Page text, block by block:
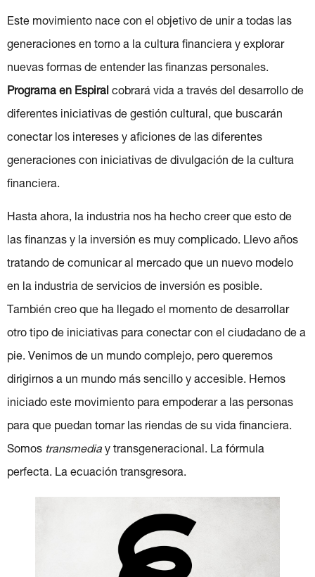
Este movimiento nace con el objetivo de unir a todas las
generaciones en torno a la cultura financiera y explorar
nuevas formas de entender las finanzas personales.
Programa en Espiral cobrará vida a través del desarrollo de
diferentes iniciativas de gestión cultural, que buscarán
conectar los intereses y aficiones de las diferentes
generaciones con iniciativas de divulgación de la cultura
financiera.
Hasta ahora, la industria nos ha hecho creer que esto de
las finanzas y la inversión es muy complicado. Llevo años
tratando de comunicar al mercado que un nuevo modelo
en la industria de servicios de inversión es posible.
También creo que ha llegado el momento de desarrollar
otro tipo de iniciativas para conectar con el ciudadano de a
pie. Venimos de un mundo complejo, pero queremos
dirigirnos a un mundo más sencillo y accesible. Hemos
iniciado este movimiento para empoderar a las personas
para que puedan tomar las riendas de su vida financiera.
Somos transmedia y transgeneracional. La fórmula
perfecta. La ecuación transgresora.